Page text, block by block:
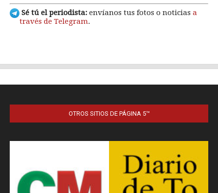
OTROS SITIOS DE PÁGINA 5™